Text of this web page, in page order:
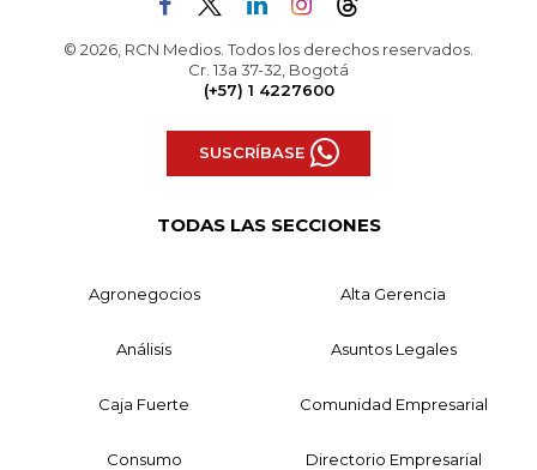
© 2026, RCN Medios. Todos los derechos reservados.
Cr. 13a 37-32, Bogotá
(+57) 1 4227600
SUSCRÍBASE
TODAS LAS SECCIONES
Agronegocios Alta Gerencia
Análisis Asuntos Legales
Caja Fuerte Comunidad Empresarial
Consumo Directorio Empresarial